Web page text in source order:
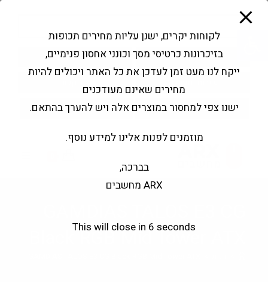
פתח סרגל נגישות
Products
search
החשבון שלי בקשה להצעה
Black RGB Mid Tower ATX
לקוחות יקרים, ישנן עליות מחירים תכופות
בזיכרונות כרטיסי מסך וכונני אחסון פנימיים,
ייקח לנו מעט זמן לעדכן את כל האתר ויכולים להיות
מחירים שאינם מעודכנים
ישנו צפי למחסור במוצרים אלה ויש להערך בהתאם.
מוזמנים לפנות אלינו למידע נוסף.
בברכה,
ARX מחשבים
This will close in 5 seconds